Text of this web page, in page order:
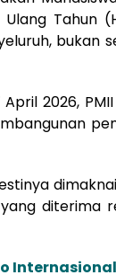
Tahun
bukan
2026,
diterima